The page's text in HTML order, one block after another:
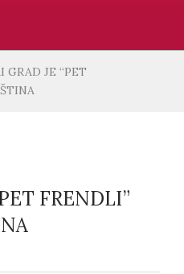
GRAD JE “PET
FRENDLI”